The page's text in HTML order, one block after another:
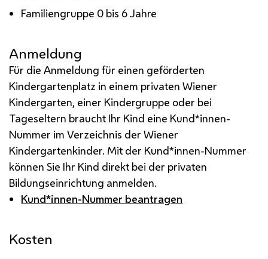
Familiengruppe 0 bis 6 Jahre
Anmeldung
Für die Anmeldung für einen geförderten
Kindergartenplatz in einem privaten Wiener
Kindergarten, einer Kindergruppe oder bei
Tageseltern braucht Ihr Kind eine Kund*innen-
Nummer im Verzeichnis der Wiener
Kindergartenkinder. Mit der Kund*innen-Nummer
können Sie Ihr Kind direkt bei der privaten
Bildungseinrichtung anmelden.
Kund*innen-Nummer beantragen
Kosten